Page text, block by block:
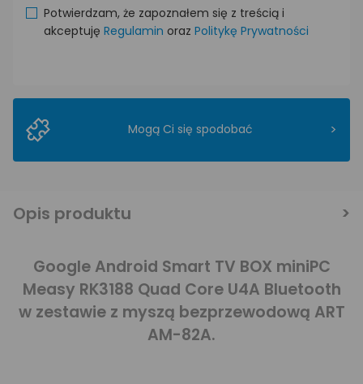
Potwierdzam, że zapoznałem się z treścią i
akceptuję Regulamin oraz Politykę Prywatności
Mogą Ci się spodobać >
Opis produktu
Google Android Smart TV BOX miniPC
Measy RK3188 Quad Core U4A Bluetooth
w zestawie z myszą bezprzewodową ART
AM-82A.